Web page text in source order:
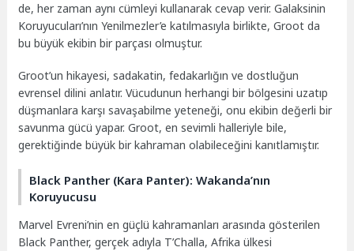
de, her zaman aynı cümleyi kullanarak cevap verir. Galaksinin
Koruyucuları’nın Yenilmezler’e katılmasıyla birlikte, Groot da
bu büyük ekibin bir parçası olmuştur.
Groot’un hikayesi, sadakatin, fedakarlığın ve dostluğun
evrensel dilini anlatır. Vücudunun herhangi bir bölgesini uzatıp
düşmanlara karşı savaşabilme yeteneği, onu ekibin değerli bir
savunma gücü yapar. Groot, en sevimli halleriyle bile,
gerektiğinde büyük bir kahraman olabileceğini kanıtlamıştır.
Black Panther (Kara Panter): Wakanda’nın
Koruyucusu
Marvel Evreni’nin en güçlü kahramanları arasında gösterilen
Black Panther, gerçek adıyla T’Challa, Afrika ülkesi